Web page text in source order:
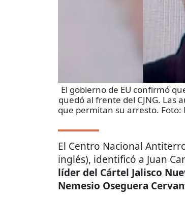
El gobierno de EU confirmó
quedó al frente del CJNG. Las
que permitan su arresto. Foto:
El Centro Nacional
inglés), identificó a Juan
líder del Cártel Jalisco
Nemesio Oseguera